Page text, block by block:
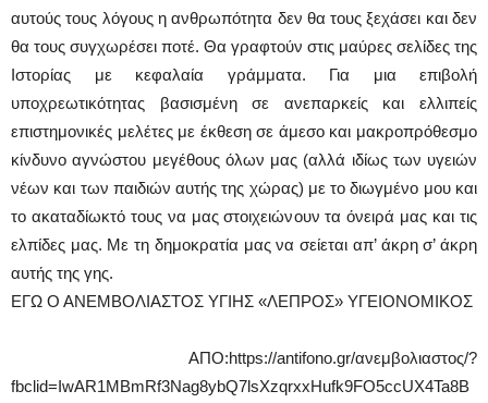
αυτούς τους λόγους η ανθρωπότητα δεν θα τους ξεχάσει και δεν
θα τους συγχωρέσει ποτέ. Θα γραφτούν στις μαύρες σελίδες της
Ιστορίας με κεφαλαία γράμματα. Για μια επιβολή
υποχρεωτικότητας βασισμένη σε ανεπαρκείς και ελλιπείς
επιστημονικές μελέτες με έκθεση σε άμεσο και μακροπρόθεσμο
κίνδυνο αγνώστου μεγέθους όλων μας (αλλά ιδίως των υγειών
νέων και των παιδιών αυτής της χώρας) με το διωγμένο μου και
το ακαταδίωκτό τους να μας στοιχειώνουν τα όνειρά μας και τις
ελπίδες μας. Με τη δημοκρατία μας να σείεται απ’ άκρη σ’ άκρη
αυτής της γης.
ΕΓΩ Ο ΑΝΕΜΒΟΛΙΑΣΤΟΣ ΥΓΙΗΣ «ΛΕΠΡΟΣ» ΥΓΕΙΟΝΟΜΙΚΟΣ
ΑΠΟ:https://antifono.gr/ανεμβολιαστος/?
fbclid=IwAR1MBmRf3Nag8ybQ7lsXzqrxxHufk9FO5ccUX4Ta8B